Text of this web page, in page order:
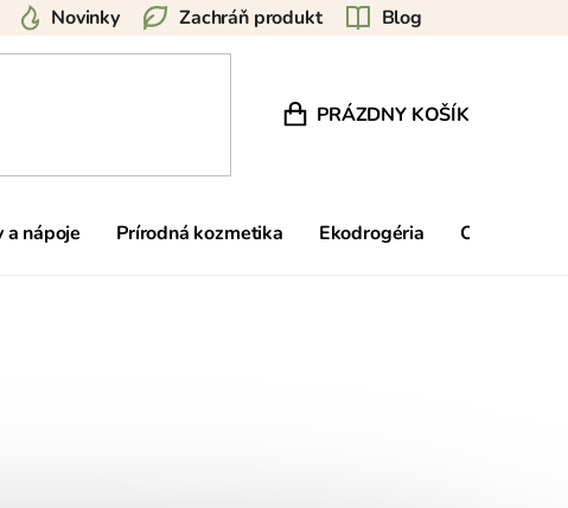
Blog
Zachráň produkt
Novinky
NÁKUPNÝ KOŠÍK
PRÁZDNY KOŠÍK
a nápoje Prírodná kozmetika Ekodrogéria Ostatné